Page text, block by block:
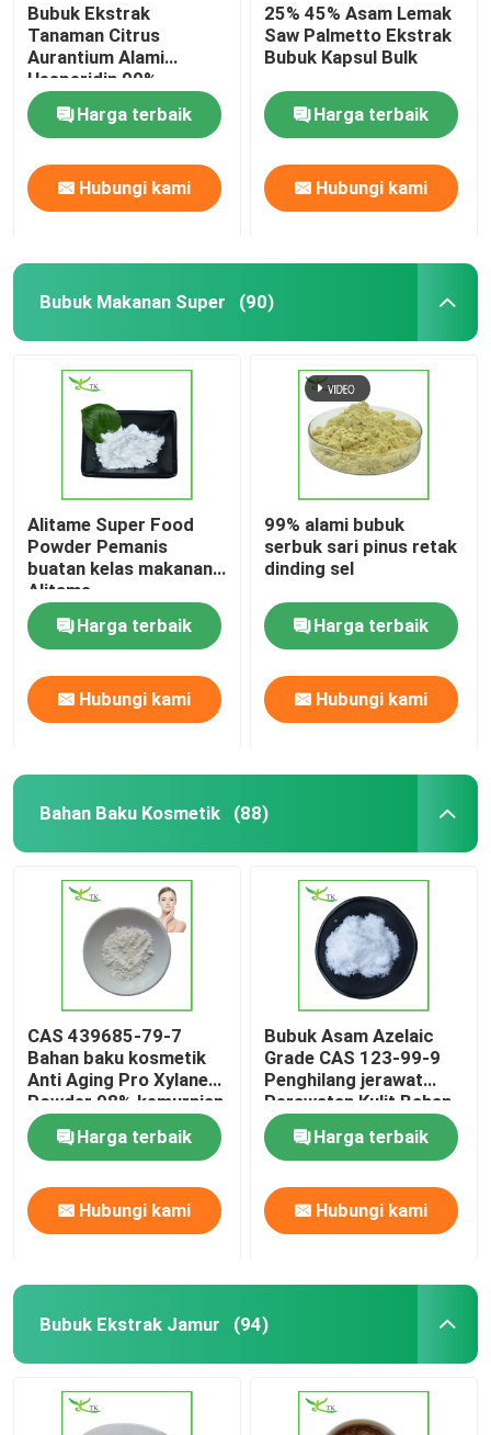
Bubuk Ekstrak
Tanaman Citrus
Aurantium Alami
Hesperidin 90%
Ekstrak Jeruk Pahit
BubukHarga terbaik
Hubungi kami
25% 45% Asam Lemak
Saw Palmetto Ekstrak
Bubuk Kapsul Bulk
Harga terbaik
Hubungi kami
Bubuk Makanan Super (90)
Alitame Super Food
Powder Pemanis
buatan kelas makanan
Alitame
Harga terbaik
Hubungi kami
99% alami bubuk
serbuk sari pinus retak
dinding sel
Harga terbaik
Hubungi kami
Bahan Baku Kosmetik (88)
CAS 439685-79-7
Bahan baku kosmetik
Anti Aging Pro Xylane
Powder 98% kemurnian
Harga terbaik
Hubungi kami
Bubuk Asam Azelaic
Grade CAS 123-99-9
Penghilang jerawat
Perawatan Kulit Bahan
baku
Harga terbaik
Hubungi kami
Bubuk Ekstrak Jamur (94)